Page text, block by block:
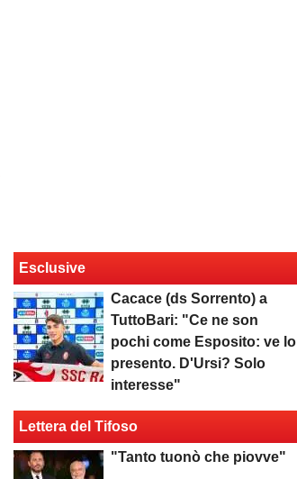
Esclusive
Cacace (ds Sorrento) a
TuttoBari: "Ce ne son
pochi come Esposito: ve lo
presento. D'Ursi? Solo
interesse"
Lettera del Tifoso
"Tanto tuonò che piovve"